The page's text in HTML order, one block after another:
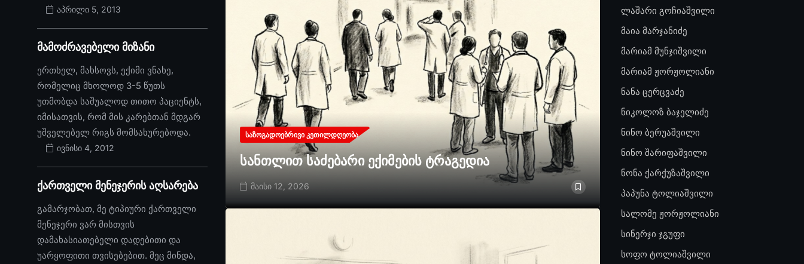
აპრილი 5, 2013
მამოძრავებელი მიზანი
ერთხელ, მახსოვს, ექიმი ვნახე,
რომელიც მხოლოდ 3-5 წუთს
უთმობდა საშუალოდ თითო პაციენტს,
იმისათვის, რომ მის კარებთან მდგარ
უშველებელ რიგს მომსახურებოდა.
ივნისი 4, 2012
ქართველი მენეჯერის აღსარება
გამარჯობათ, მე ტიპიური ქართველი
მენეჯერი ვარ მისთვის
დამახასიათებელი დადებითი და
უარყოფითი თვისებებით. მეც მინდა,
ᲡᲐᲖᲝᲒᲐᲓᲝᲔᲑᲠᲘᲕᲘ ᲙᲔᲗᲘᲚᲓᲦᲔᲝᲑᲐ
სანთლით საძებარი ექიმების ტრაგედია
მაისი 12, 2026
ლაშარი გოჩიაშვილი
მაია მარჯანიძე
მარიამ მუნჯიშვილი
მარიამ ჟორჟოლიანი
ნანა ცერცვაძე
ნიკოლოზ ბაჯელიძე
ნინო ბერუაშვილი
ნინო შარიფაშვილი
ნონა ქარქუზაშვილი
პაპუნა ტოლიაშვილი
სალომე ჟორჟოლიანი
სინერჯი ჯგუფი
სოფო ტოლიაშვილი